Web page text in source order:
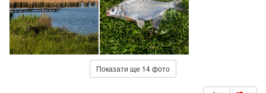
Показати ще 14 фото